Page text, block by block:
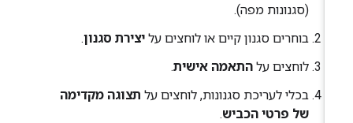
(סגנונות מפה).
בוחרים סגנון קיים או לוחצים על יצירת סגנון.
לוחצים על התאמה אישית.
בכלי לעריכת סגנונות, לוחצים על תצוגה מקדימה
של פרטי הכביש.